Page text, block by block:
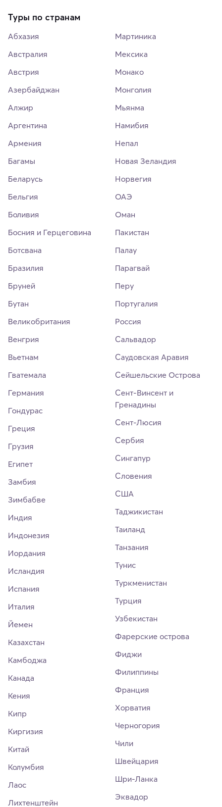
Туры по странам
Абхазия
Австралия
Австрия
Азербайджан
Алжир
Аргентина
Армения
Багамы
Беларусь
Бельгия
Боливия
Босния и Герцеговина
Ботсвана
Бразилия
Бруней
Бутан
Великобритания
Венгрия
Вьетнам
Гватемала
Германия
Гондурас
Греция
Грузия
Египет
Замбия
Зимбабве
Индия
Индонезия
Иордания
Исландия
Испания
Италия
Йемен
Казахстан
Камбоджа
Канада
Кения
Кипр
Киргизия
Китай
Колумбия
Лаос
Лихтенштейн
Мартиника
Мексика
Монако
Монголия
Мьянма
Намибия
Непал
Новая Зеландия
Норвегия
ОАЭ
Оман
Пакистан
Палау
Парагвай
Перу
Португалия
Россия
Сальвадор
Саудовская Аравия
Сейшельские Острова
Сент-Винсент и
Гренадины
Сент-Люсия
Сербия
Сингапур
Словения
США
Таджикистан
Таиланд
Танзания
Тунис
Туркменистан
Турция
Узбекистан
Фарерские острова
Фиджи
Филиппины
Франция
Хорватия
Черногория
Чили
Швейцария
Шри-Ланка
Эквадор